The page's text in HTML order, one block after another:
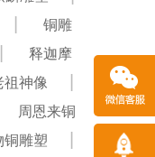
铜雕
释迦摩
祖神像
周恩来铜
铜雕塑